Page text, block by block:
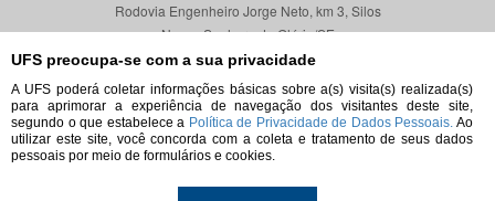
UFS preocupa-se com a sua privacidade
A UFS poderá coletar informações básicas sobre a(s) visita(s) realizada(s)
para aprimorar a experiência de navegação dos visitantes deste site,
segundo o que estabelece a Política de Privacidade de Dados Pessoais. Ao
utilizar este site, você concorda com a coleta e tratamento de seus dados
pessoais por meio de formulários e cookies.
Rodovia Engenheiro Jorge Neto, km 3, Silos
Nossa Senhora da Glória/SE
CEP 49680-000
Localização